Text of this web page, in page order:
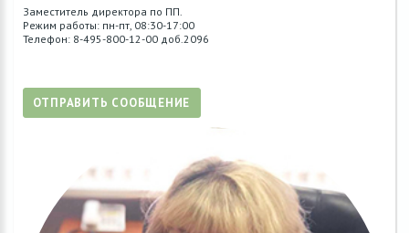
Заместитель директора по ПП.
Режим работы: пн-пт, 08:30-17:00
Телефон: 8-495-800-12-00 доб.2096
ОТПРАВИТЬ СООБЩЕНИЕ